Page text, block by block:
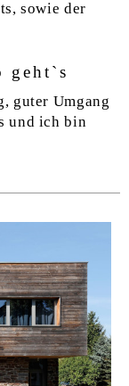
sowie der
geht`s
guter Umgang
und ich bin